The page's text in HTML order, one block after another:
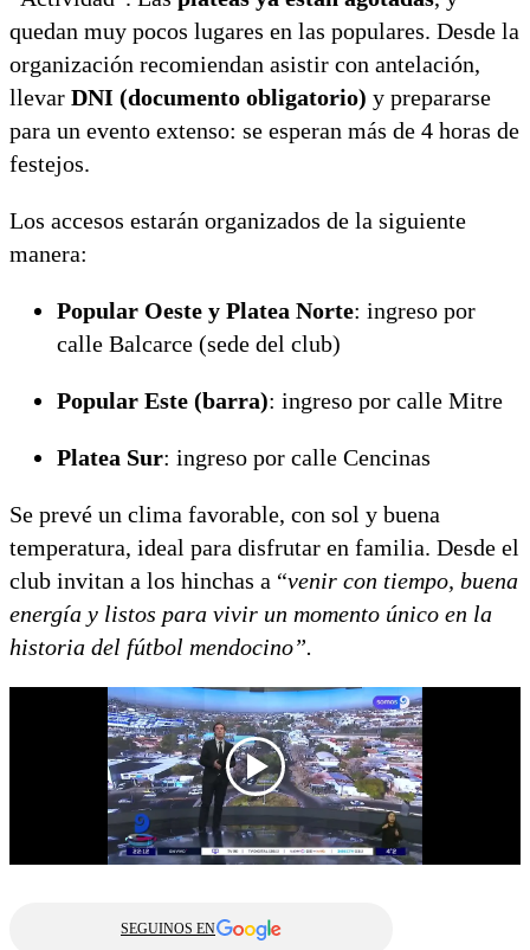
quedan muy pocos lugares en las populares. Desde la
organización recomiendan asistir con antelación,
llevar DNI (documento obligatorio) y prepararse
para un evento extenso: se esperan más de 4 horas de
festejos.
Los accesos estarán organizados de la siguiente
manera:
Popular Oeste y Platea Norte: ingreso por
calle Balcarce (sede del club)
Popular Este (barra): ingreso por calle Mitre
Platea Sur: ingreso por calle Cencinas
Se prevé un clima favorable, con sol y buena
temperatura, ideal para disfrutar en familia. Desde el
club invitan a los hinchas a “venir con tiempo, buena
energía y listos para vivir un momento único en la
historia del fútbol mendocino”.
SEGUINOS EN